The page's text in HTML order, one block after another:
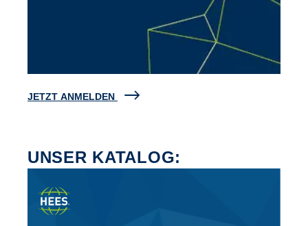
JETZT ANMELDEN
UNSER KATALOG: